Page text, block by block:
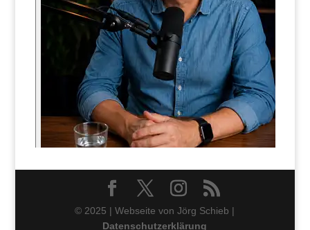
© 2025 | Webseite von Jörg Schieb |
Datenschutzerklärung